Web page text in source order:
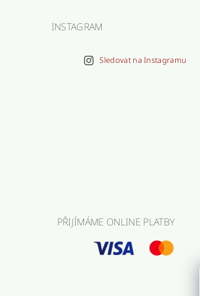
INSTAGRAM
Sledovat na Instagramu
PŘIJÍMÁME ONLINE PLATBY